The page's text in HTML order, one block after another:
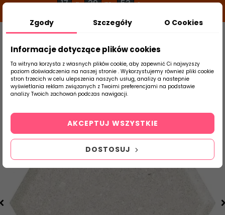
17 g 29 m 53 s
Szukaj
produktu
Strona Główna Płytki Łazienkowe
Zgody Szczegóły O Cookies
Informacje dotyczące plików cookies
Ta witryna korzysta z własnych plików cookie, aby zapewnić Ci najwyższy
poziom doświadczenia na naszej stronie . Wykorzystujemy również pliki cookie
stron trzecich w celu ulepszenia naszych usług, analizy a nastepnie
wyświetlania reklam związanych z Twoimi preferencjami na podstawie
analizy Twoich zachowań podczas nawigacji.
DOSTOSUJ
AKCEPTUJ WSZYSTKIE